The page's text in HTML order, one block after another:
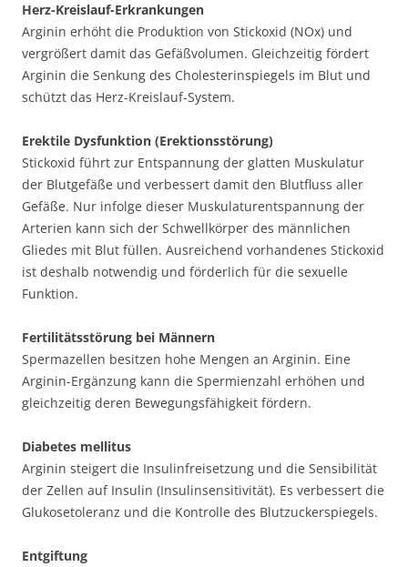
Herz-Kreislauf-Erkrankungen
Arginin erhöht die Produktion von Stickoxid (NOx) und
vergrößert damit das Gefäßvolumen. Gleichzeitig fördert
Arginin die Senkung des Cholesterinspiegels im Blut und
schützt das Herz-Kreislauf-System.
Erektile Dysfunktion (Erektionsstörung)
Stickoxid führt zur Entspannung der glatten Muskulatur
der Blutgefäße und verbessert damit den Blutfluss aller
Gefäße. Nur infolge dieser Muskulaturentspannung der
Arterien kann sich der Schwellkörper des männlichen
Gliedes mit Blut füllen. Ausreichend vorhandenes Stickoxid
ist deshalb notwendig und förderlich für die sexuelle
Funktion.
Fertilitätsstörung bei Männern
Spermazellen besitzen hohe Mengen an Arginin. Eine
Arginin-Ergänzung kann die Spermienzahl erhöhen und
gleichzeitig deren Bewegungsfähigkeit fördern.
Diabetes mellitus
Arginin steigert die Insulinfreisetzung und die Sensibilität
der Zellen auf Insulin (Insulinsensitivität). Es verbessert die
Glukosetoleranz und die Kontrolle des Blutzuckerspiegels.
Entgiftung